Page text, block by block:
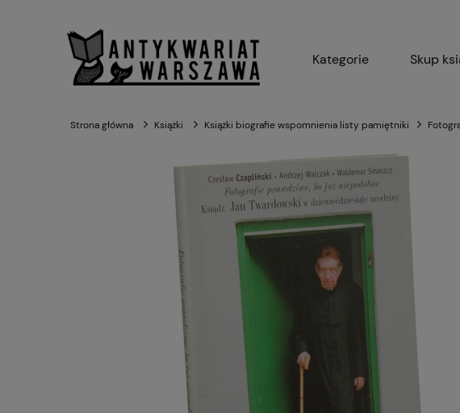
Kategorie Skup
Strona główna Książki Książki biografie wspomnienia listy pamiętniki